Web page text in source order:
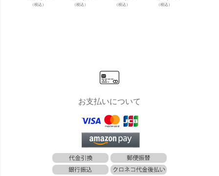
W FR LE S
L くもりガ
（税込）
R5060 FR L
E SL くも
（税込）
D くもりガ
ラス 人感セ
（税込）
W FR LE S
L くもりガ
（税込）
お支払いについて